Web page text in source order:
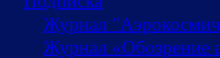
Журнал
Журнал «Обозрение